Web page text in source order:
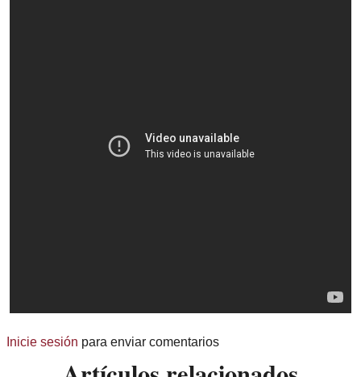
Inicie sesión para enviar comentarios